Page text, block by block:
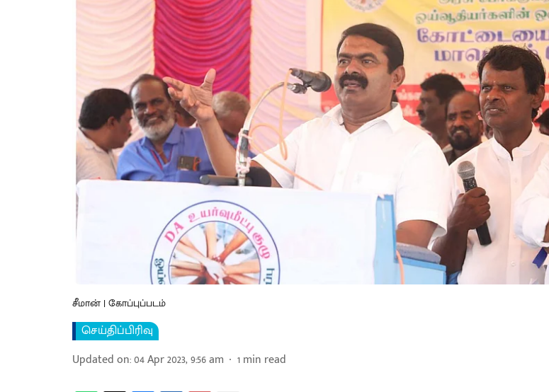
சீமான் | கோப்புப்படம்
செய்திப்பிரிவு
Updated on:04 Apr 2023, 9:56 am 1min read